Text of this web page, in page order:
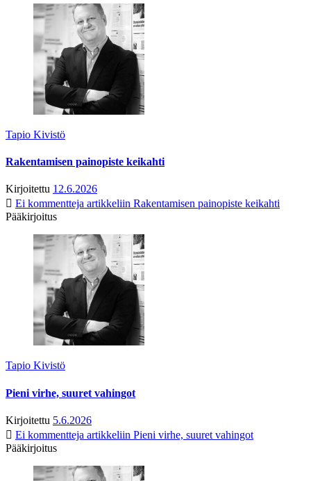
Tapio Kivistö
Rakentamisen painopiste keikahti
Kirjoitettu 12.6.2026
Ei kommentteja artikkeliin Rakentamisen painopiste keikahti
Pääkirjoitus
Tapio Kivistö
Pieni virhe, suuret vahingot
Kirjoitettu 5.6.2026
Ei kommentteja artikkeliin Pieni virhe, suuret vahingot
Pääkirjoitus